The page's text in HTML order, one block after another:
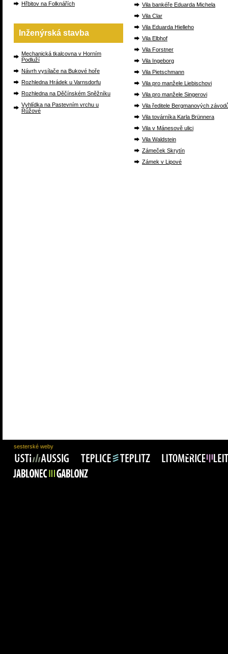
Hřbitov na Folknářích
Inženýrská stavba
Mechanická tkalcovna v Horním
Podluží
Návrh vysílače na Bukové hoře
Rozhledna Hrádek u Varnsdorfu
Rozhledna na Děčínském Sněžníku
Vyhlídka na Pastevním vrchu u
Růžové
Vila bankéře Eduarda Michela
Vila Clar
Vila Eduarda Hielleho
Vila Elbhof
Vila Forstner
Vila Ingeborg
Vila Pietschmann
Vila pro manžele Liebischovi
Vila pro manžele Singerovi
Vila ředitele Bergmanových
Vila továrníka Karla Brünnera
Vila v Mánesově ulici
Vila Waldstein
Zámeček Skrytín
Zámek v Lipové
sesterské weby